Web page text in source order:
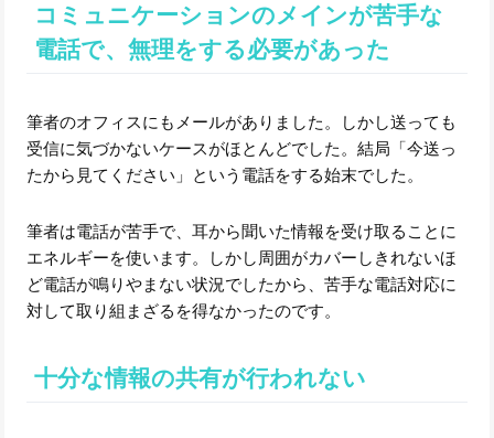
コミュニケーションのメインが苦手な
電話で、無理をする必要があった
筆者のオフィスにもメールがありました。しかし送っても
受信に気づかないケースがほとんどでした。結局「今送っ
たから見てください」という電話をする始末でした。
筆者は電話が苦手で、耳から聞いた情報を受け取ることに
エネルギーを使います。しかし周囲がカバーしきれないほ
ど電話が鳴りやまない状況でしたから、苦手な電話対応に
対して取り組まざるを得なかったのです。
十分な情報の共有が行われない